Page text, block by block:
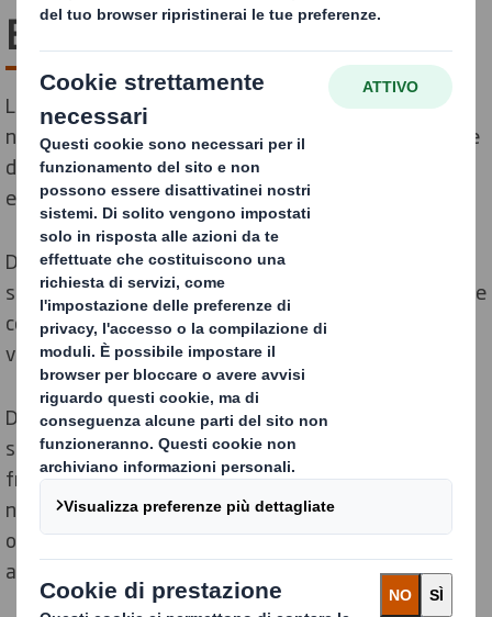
Elettronica
La nostra ampia scelta di fluting e la vasta esperienza
nella progettazione di imballaggi industriali ci consente
di offrire soluzioni idonee alle esigenze dell'industria
elettronica.
Dagli imballaggi più grandi all'utilizzo di zeppe per il
settore tecnico, le nostre soluzioni in cartone al 100% e
composite garantiscono la protezione ottimale dei
vostri prodotti.
Dai resistenti pacchi per altoparlanti agli imballaggi
specificamente progettati per gli strumenti tecnici più
fragili, basta chiedere e noi eseguiremo. Aiutiamo i
nostri clienti del settore elettrico ed elettronico ad
ottenere un vantaggio competitivo grazie
all'imballaggio utilizzato.